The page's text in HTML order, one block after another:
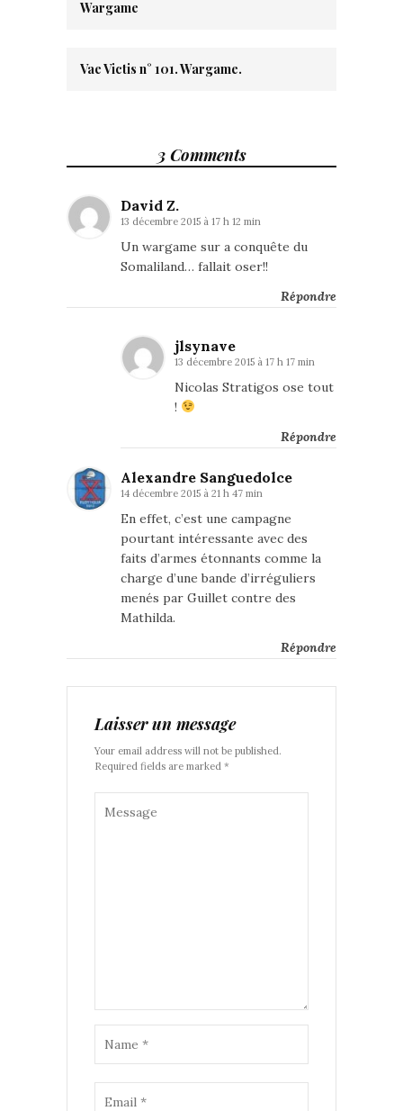
Wargame
Vae Victis n° 101. Wargame.
3 Comments
David Z.
13 décembre 2015 à 17 h 12 min
Un wargame sur a conquête du
Somaliland… fallait oser!!
Répondre
jlsynave
13 décembre 2015 à 17 h 17 min
Nicolas Stratigos ose tout
!
Répondre
Alexandre Sanguedolce
14 décembre 2015 à 21 h 47 min
En effet, c’est une campagne
pourtant intéressante avec des
faits d’armes étonnants comme la
charge d’une bande d’irréguliers
menés par Guillet contre des
Mathilda.
Répondre
Laisser un message
Your email address will not be published.
Required fields are marked *